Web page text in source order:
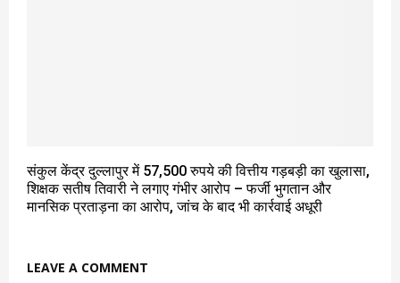
संकुल केंद्र दुल्लापुर में 57,500 रुपये की वित्तीय गड़बड़ी का खुलासा,
शिक्षक सतीष तिवारी ने लगाए गंभीर आरोप – फर्जी भुगतान और
मानसिक प्रताड़ना का आरोप, जांच के बाद भी कार्रवाई अधूरी
LEAVE A COMMENT